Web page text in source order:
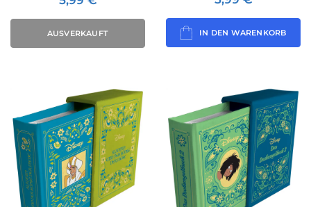
AUSVERKAUFT IN DEN WARENKORB